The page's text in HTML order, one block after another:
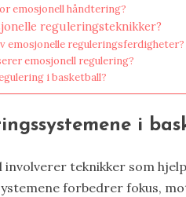
emosjonell håndtering?
reguleringsteknikker?
emosjonelle reguleringsferdigheter?
emosjonell regulering?
i basketball?
i
teknikker som
forbedrer fokus,